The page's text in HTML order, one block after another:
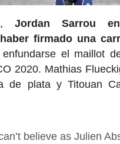
Jordan Sarrou
firmado una
enfundarse el maillot
2020. Mathias
de plata y Titouan
believe as Julien